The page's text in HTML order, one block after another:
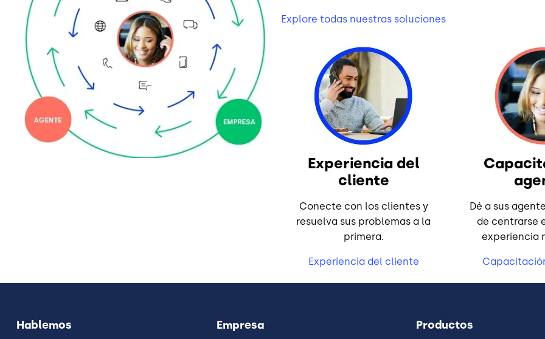
Explore todas nuestras soluciones
Experiencia del
cliente
Conecte con los clientes y
resuelva sus problemas a la
primera.
Experiencia del cliente
Dé a sus
de centrarse
experiencia
Hablemos Empresa Productos